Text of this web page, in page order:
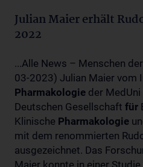
Julian Maier erhält
2022
...Alle News – Menschen
03-2023) Julian Maier vom
Pharmakologie der
Deutschen Gesellschaft für
Klinische Pharmakologie
mit dem renommierten
ausgezeichnet. Das
Maier konnte in einer